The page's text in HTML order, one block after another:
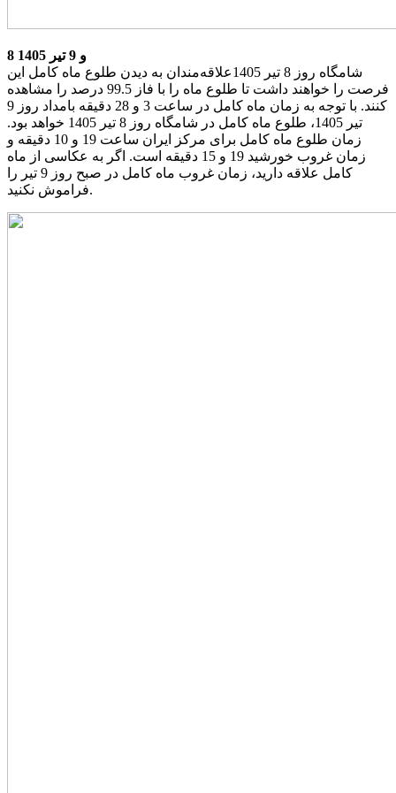
8 و 9 تیر 1405
شامگاه روز 8 تیر 1405علاقه‌مندان به دیدن طلوع ماه کامل این
فرصت را خواهند داشت تا طلوع ماه را با فاز 99.5 درصد را مشاهده
کنند. با توجه به زمان ماه کامل در ساعت 3 و 28 دقیقه بامداد روز 9
تیر 1405، طلوع ماه کامل در شامگاه روز 8 تیر 1405 خواهد بود.
زمان طلوع ماه کامل برای مرکز ایران ساعت 19 و 10 دقیقه و
زمان غروب خورشید 19 و 15 دقیقه است. اگر به عکاسی از ماه
کامل علاقه دارید، زمان غروب ماه کامل در صبح روز 9 تیر را
فراموش نکنید.